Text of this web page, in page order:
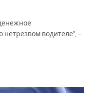
водителе”, –